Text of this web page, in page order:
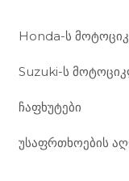
Honda-ს
Suzuki-ს
ჩაფხუტები
უსაფრთხოების